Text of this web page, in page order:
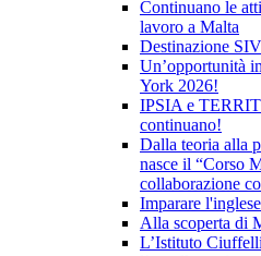
Continuano le
lavoro a Malta
Destinazione
Un’opportunità
York 2026!
IPSIA e
continuano!
Dalla teoria alla
nasce il “Corso
collaborazione
Imparare
Alla scoperta di
L’Istituto